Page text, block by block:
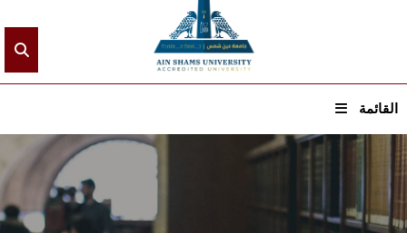
القائمة
الرئيسيـة
عن الجامعة